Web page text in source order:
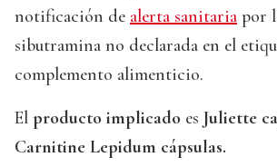
notificación de alerta sanitaria por
sibutramina no declarada en el
complemento alimenticio.
El producto implicado es Juliette
Carnitine Lepidum cápsulas.